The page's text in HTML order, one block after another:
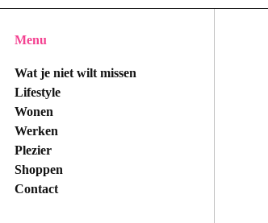
Menu
Wat je niet wilt missen
Lifestyle
Wonen
Werken
Plezier
Shoppen
Contact